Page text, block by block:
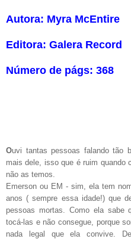
Autora: Myra McEntire
Editora: Galera Record
Número de págs: 368
Ouvi tantas pessoas falando tão
mais dele, isso que é ruim quando
não as temos.
Emerson ou EM - sim, ela tem
anos ( sempre essa idade!) que
pessoas mortas. Como ela sabe
tocá-las e não consegue, porque
nada legal que ela convive.